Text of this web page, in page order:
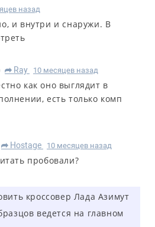
назад
и внутри и снаружи. В
R Ray 10 месяцев назад
как оно выглядит в
есть только комп
R Hostage 10 месяцев назад
пробовали?
кроссовер Лада Азимут
ведется на главном